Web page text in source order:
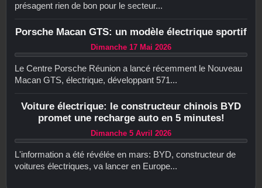
présagent rien de bon pour le secteur...
Porsche Macan GTS: un modèle électrique sportif
Dimanche 17 Mai 2026
Le Centre Porsche Réunion a lancé récemment le Nouveau
Macan GTS, électrique, développant 571...
Voiture électrique: le constructeur chinois BYD
promet une recharge auto en 5 minutes!
Dimanche 5 Avril 2026
L'information a été révélée en mars: BYD, constructeur de
voitures électriques, va lancer en Europe...